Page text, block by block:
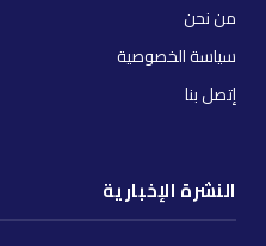
من نحن
سياسة الخصوصية
إتصل بنا
النشرة الإخبارية